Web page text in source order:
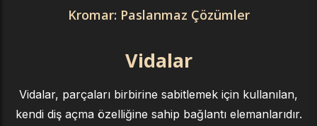
Kromar: Paslanmaz Çözümler
Vidalar
Vidalar, parçaları birbirine sabitlemek için kullanılan,
kendi diş açma özelliğine sahip bağlantı elemanlarıdır.